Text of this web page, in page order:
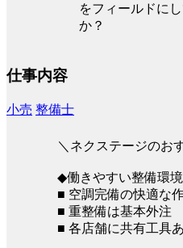
をフィールドに
か？
仕事内容
小売 整備士
＼ネクステージのお
◆働きやすい整備環境
■ 空調完備の快適な
■ 重整備は基本外注
■ 各店舗に共有工具